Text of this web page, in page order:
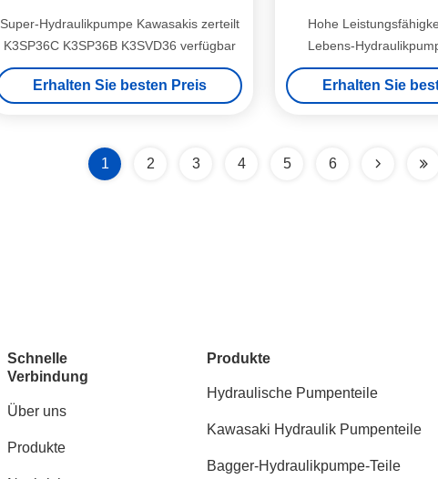
Super-Hydraulikpumpe Kawasakis zerteilt
K3SP36C K3SP36B K3SVD36 verfügbar
Erhalten Sie besten Preis
Hohe
Lebens-
K3SP36C
Erhalten Sie
1 2 3 4 5 6
Schnelle
Verbindung
Über uns
Produkte
Produkte
Hydraulische Pumpenteile
Kawasaki Hydraulik Pumpenteile
Bagger-Hydraulikpumpe-Teile